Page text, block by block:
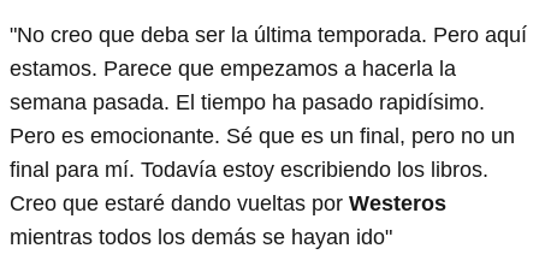
"No creo que deba ser la última temporada. Pero aquí
estamos. Parece que empezamos a hacerla la
semana pasada. El tiempo ha pasado rapidísimo.
Pero es emocionante. Sé que es un final, pero no un
final para mí. Todavía estoy escribiendo los libros.
Creo que estaré dando vueltas por Westeros
mientras todos los demás se hayan ido"